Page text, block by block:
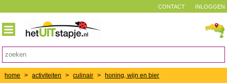
INLOGGEN
CONTACT
home > activiteiten > culinair > honing, wijn en bier